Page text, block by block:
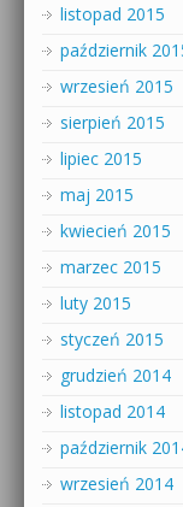
listopad 2015
październik
wrzesień 2015
sierpień 2015
lipiec 2015
maj 2015
kwiecień 2015
marzec 2015
luty 2015
styczeń 2015
grudzień 2014
listopad 2014
październik
wrzesień 2014